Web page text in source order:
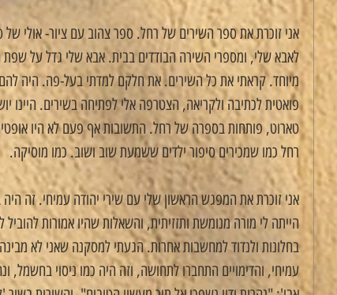
אני זוכרת את ספר השירים של רחל. ספר צהוב עם ציור- אולי
לאבא שלי, ומספרי השירה הבודדים בבית. אבא שלי גדל על
מיוחד. קראתי את כל השירים. את חלקם למדתי בעל-פה. היה
פואטית לכתיבה ולקריאה, הצטרפה אלי לפתיחה בשירים. היינו
טארוט, פותחות בספרה של רחל. התשובות אף פעם לא היו
רחל כמו שמכירים סיפור ילדים ששמעת שוב ושוב. כמו מוסיקה.
אני זוכרת את המפגש הראשון שלי עם שירי יהודה עמיחי. זה היה
הייתה לי מורה מנומשת ותזזיתית, והשאלות שהיו אמורות
בחלונות ולנדוד למחשבות אחרות. הגעתי למסקנה שאני לא
עמיחי, והדימויים התחברו לתחושה, וזה היה כמו ניסוי בחשמל,